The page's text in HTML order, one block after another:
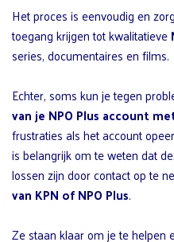
Het proces is eenvoudig en
toegang krijgen tot kwalitatieve
series, documentaires en films.
Echter, soms kun je tegen
van je NPO Plus account
frustraties als het account
is belangrijk om te weten dat
lossen zijn door contact op te
van KPN of NPO Plus.
Ze staan klaar om je te helpen